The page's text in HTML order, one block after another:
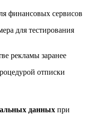
финансовых сервисов
для тестирования
рекламы заранее
отписки
данных при